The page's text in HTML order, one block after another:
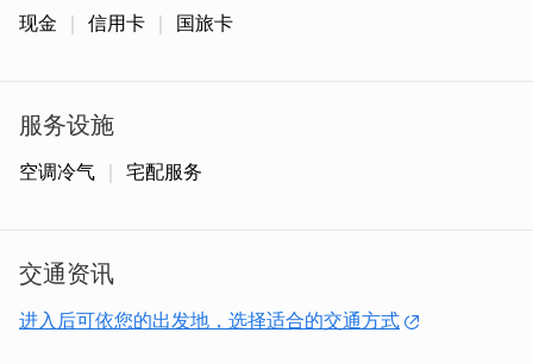
选。
现金 信用卡 国旅卡
服务设施
空调冷气 宅配服务
交通资讯
进入后可依您的出发地，选择适合的交通方式